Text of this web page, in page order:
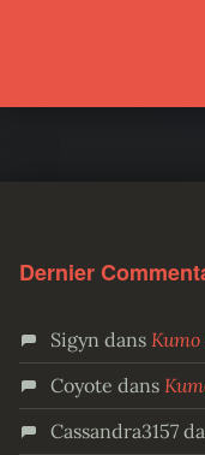
Dernier
Sigyn dans
Coyote dans
Cassandra3157